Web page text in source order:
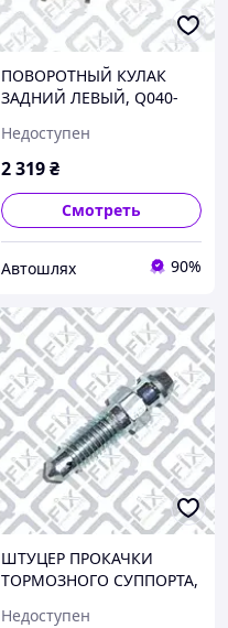
ПОВОРОТНЫЙ КУЛАК
ЗАДНИЙ ЛЕВЫЙ, Q040-
Недоступен
2 319₴
Смотреть
Автошлях 90%
ШТУЦЕР ПРОКАЧКИ
ТОРМОЗНОГО СУППОРТА,
Недоступен